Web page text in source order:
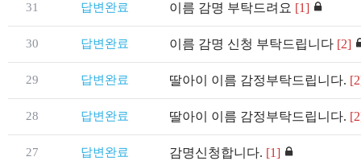
31 답변완료 이름 감명 부탁드려요 [1]
30 답변완료 이름 감명 신청 부탁드립니다 [2]
29 답변완료 딸아이 이름 감정부탁드립니다.
28 답변완료 딸아이 이름 감정부탁드립니다.
27 답변완료 감명신청합니다. [1]